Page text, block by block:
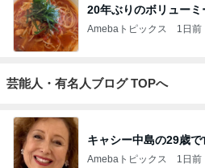
20年ぶりのボリューミ
Amebaトピックス 1日前
芸能人・有名人ブログ TOPへ
キャシー中島の29歳
Amebaトピックス 1日前